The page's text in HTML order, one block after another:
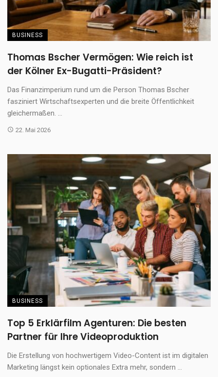
BUSINESS
Thomas Bscher Vermögen: Wie reich ist
der Kölner Ex-Bugatti-Präsident?
Das Finanzimperium rund um die Person Thomas Bscher
fasziniert Wirtschaftsexperten und die breite Öffentlichkeit
gleichermaßen. ...
22. Mai 2026
BUSINESS
Top 5 Erklärfilm Agenturen: Die besten
Partner für Ihre Videoproduktion
Die Erstellung von hochwertigem Video-Content ist im digitalen
Marketing längst kein optionales Extra mehr, sondern ...